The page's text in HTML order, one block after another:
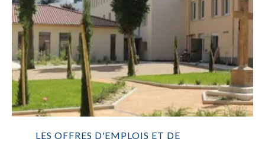
LES OFFRES D'EMPLOIS ET DE